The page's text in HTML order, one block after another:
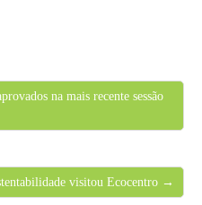
na mais recente sessão
visitou Ecocentro →